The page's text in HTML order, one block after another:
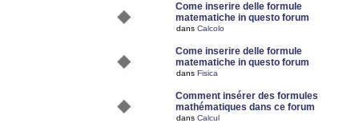
Come inserire delle formule
matematiche in questo forum
dans Calcolo
Come inserire delle formule
matematiche in questo forum
dans Fisica
Comment insérer des formules
mathématiques dans ce forum
dans Calcul